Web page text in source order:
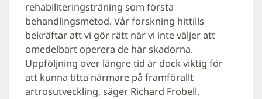
rehabiliteringsträning som första
behandlingsmetod. Vår forskning hittills
bekräftar att vi gör rätt när vi inte väljer att
omedelbart operera de här skadorna.
Uppföljning över längre tid är dock viktig för
att kunna titta närmare på framförallt
artrosutveckling, säger Richard Frobell.